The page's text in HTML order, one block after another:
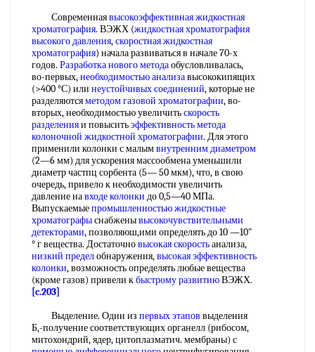
Современнаявысокоэффективная жидкостная
хроматография. ВЭЖХ (жидкостная хроматография
высокого давления,скоростная жидкостная
хроматография) начала развиваться в начале 70-х
годов. Разработка нового методаобусловливалась,
во-первых,необходимостью анализавысококипящих
(>400 °С) или неустойчивых соединений, которые не
разделяютсяметодом газовой хроматографии, во-
вторых, необходимостью увеличитьскорость
разделенияи повыситьэффективность метода
колоночной жидкостной хроматографии. Для этого
применили колонки с малымвнутренним диаметром
(2—6 мм) для ускорения массообмена уменьшили
диаметр частпц сорбента (5— 50 мкм), что, в свою
очередь, привело к необходимости увеличить
давление навходе колонки до 0,5—40 МПа.
Выпускаемыепромышленностью жидкостные
хроматографыснабженывысокочувствительными
детекторами, позволяюш,ими определять до 10 —10"
° г вещества. Достаточновысокая скоростьанализа,
низкий пределобнаружения,высокая эффективность
колонки, возможность определять любые вещества
(кроме газов) привели кбыстрому развитиюВЭЖХ.
[c.203]
Выделение. Одии из первых этапов выделения
Б,-получение соответствующих органелл (рибосом,
митохондрий, ядер, цитоплазматич. мембраны) с